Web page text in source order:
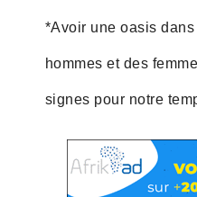
*Avoir une oasis
hommes et des
signes pour notre